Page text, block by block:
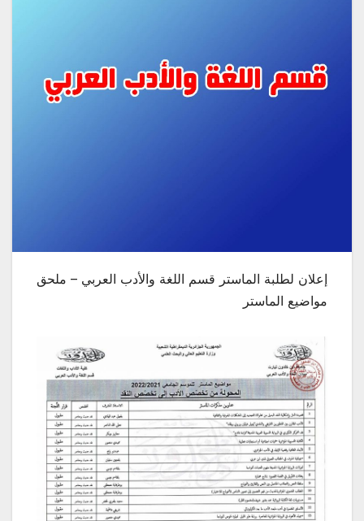
إعلان لطلبة الماستر قسم اللغة والأدب العربي – ملحق
مواضيع الماستر